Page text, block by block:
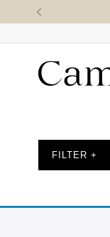
+ FILTER